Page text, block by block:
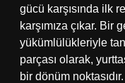
gücü karşısında ilk
karşımıza çıkar. Bir
yükümlülükleriyle
parçası olarak,
bir dönüm noktasıdır.